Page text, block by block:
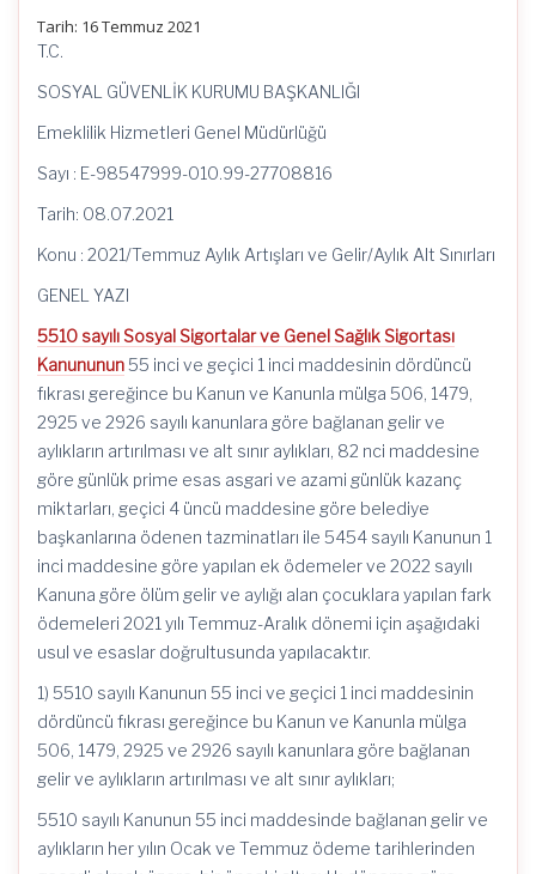
Tarih: 16 Temmuz 2021
T.C.
SOSYAL GÜVENLİK KURUMU BAŞKANLIĞI
Emeklilik Hizmetleri Genel Müdürlüğü
Sayı : E-98547999-010.99-27708816
Tarih: 08.07.2021
Konu : 2021/Temmuz Aylık Artışları ve Gelir/Aylık Alt Sınırları
GENEL YAZI
5510 sayılı Sosyal Sigortalar ve Genel Sağlık Sigortası
Kanununun55 inci ve geçici 1 inci maddesinin dördüncü
fıkrası gereğince bu Kanun ve Kanunla mülga 506, 1479,
2925 ve 2926 sayılı kanunlara göre bağlanan gelir ve
aylıkların artırılması ve alt sınır aylıkları, 82 nci maddesine
göre günlük prime esas asgari ve azami günlük kazanç
miktarları, geçici 4 üncü maddesine göre belediye
başkanlarına ödenen tazminatları ile 5454 sayılı Kanunun 1
inci maddesine göre yapılan ek ödemeler ve 2022 sayılı
Kanuna göre ölüm gelir ve aylığı alan çocuklara yapılan fark
ödemeleri 2021 yılı Temmuz-Aralık dönemi için aşağıdaki
usul ve esaslar doğrultusunda yapılacaktır.
1) 5510 sayılı Kanunun 55 inci ve geçici 1 inci maddesinin
dördüncü fıkrası gereğince bu Kanun ve Kanunla mülga
506, 1479, 2925 ve 2926 sayılı kanunlara göre bağlanan
gelir ve aylıkların artırılması ve alt sınır aylıkları;
5510 sayılı Kanunun 55 inci maddesinde bağlanan gelir ve
aylıkların her yılın Ocak ve Temmuz ödeme tarihlerinden